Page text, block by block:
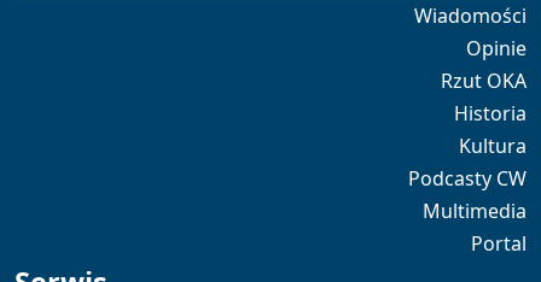
Wiadomości
Opinie
Rzut OKA
Historia
Kultura
Podcasty CW
Multimedia
Portal